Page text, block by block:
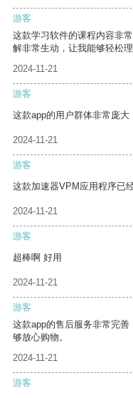
游客
这款学习软件的课程内容非
解非常生动，让我能够轻松理
2024-11-21
游客
这款app的用户群体非常庞大
2024-11-21
游客
这款加速器VPM应用程序已
2024-11-21
游客
超棒啊 好用
2024-11-21
游客
这款app的售后服务非常完
够放心购物。
2024-11-21
游客